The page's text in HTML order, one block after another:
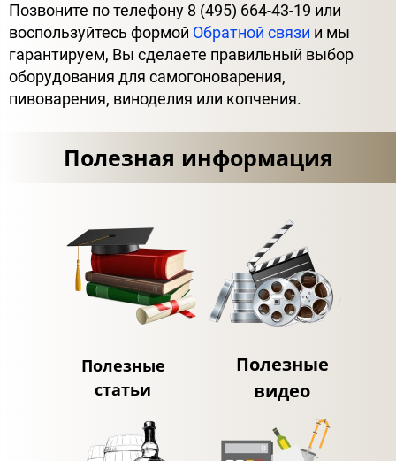
Позвоните по телефону 8 (495) 664-43-19 или
воспользуйтесь формой Обратной связи и мы
гарантируем, Вы сделаете правильный выбор
оборудования для самогоноварения,
пивоварения, виноделия или копчения.
Полезная информация
Полезные
статьи
Полезные
видео